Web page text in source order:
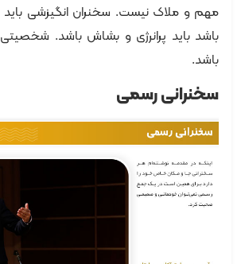
مهم و ملاک نیست. سخنران انگیزشی باید
باشد باید پرانرژی و بشاش باشد. شخصیتی
باشد.
سخنرانی رسمی